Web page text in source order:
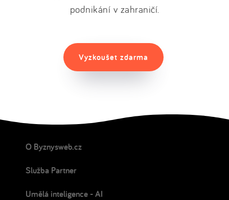
podnikání v zahraničí.
Vyzkoušet zdarma
O Byznysweb.cz
Služba Partner
Umělá inteligence - AI